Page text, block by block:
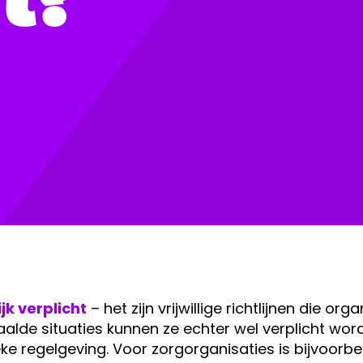
verplicht – het zijn vrijwillige richtlijnen die
situaties kunnen ze echter wel verplicht
regelgeving. Voor zorgorganisaties is